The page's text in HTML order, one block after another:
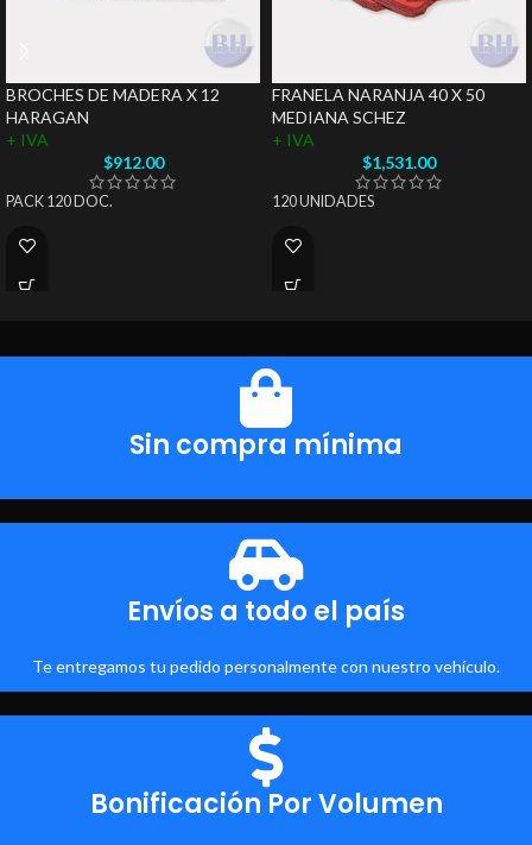
BROCHES DE MADERA X 12
HARAGAN
+ IVA
$912.00
PACK 120 DOC.
FRANELA NARANJA 40 X 50
MEDIANA SCHEZ
+ IVA
$1,531.00
120 UNIDADES
Sin compra mínima
Envíos a todo el país
Te entregamos tu pedido personalmente con nuestro vehículo.
Bonificación Por Volumen